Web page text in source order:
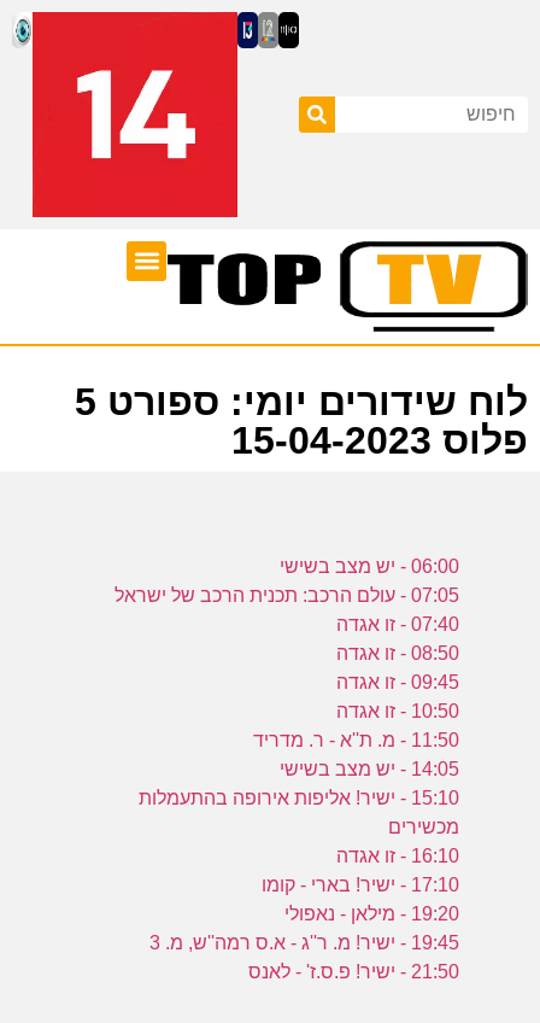
לוח שידורים יומי: ספורט 5
פלוס 15-04-2023
06:00 - יש מצב בשישי
07:05 - עולם הרכב: תכנית הרכב של ישראל
07:40 - זו אגדה
08:50 - זו אגדה
09:45 - זו אגדה
10:50 - זו אגדה
11:50 - מ. ת''א - ר. מדריד
14:05 - יש מצב בשישי
15:10 - ישיר! אליפות אירופה בהתעמלות
מכשירים
16:10 - זו אגדה
17:10 - ישיר! בארי - קומו
19:20 - מילאן - נאפולי
19:45 - ישיר! מ. ר''ג - א.ס רמה''ש, מ. 3
21:50 - ישיר! פ.ס.ז' - לאנס